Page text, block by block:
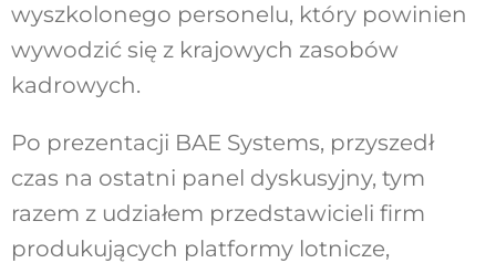
wyszkolonego personelu, który powinien
wywodzić się z krajowych zasobów
kadrowych.
Po prezentacji BAE Systems, przyszedł
czas na ostatni panel dyskusyjny, tym
razem z udziałem przedstawicieli firm
produkujących platformy lotnicze,